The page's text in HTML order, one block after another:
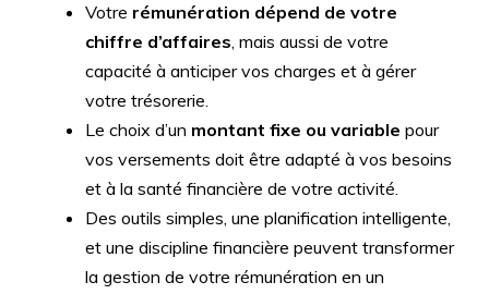
Votre rémunération dépend de votre
chiffre d’affaires, mais aussi de votre
capacité à anticiper vos charges et à gérer
votre trésorerie.
Le choix d’un montant fixe ou variable pour
vos versements doit être adapté à vos besoins
et à la santé financière de votre activité.
Des outils simples, une planification intelligente,
et une discipline financière peuvent transformer
la gestion de votre rémunération en un